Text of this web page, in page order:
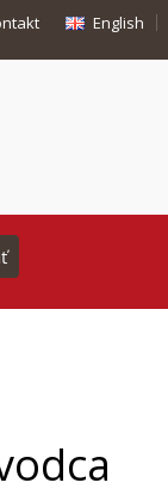
English